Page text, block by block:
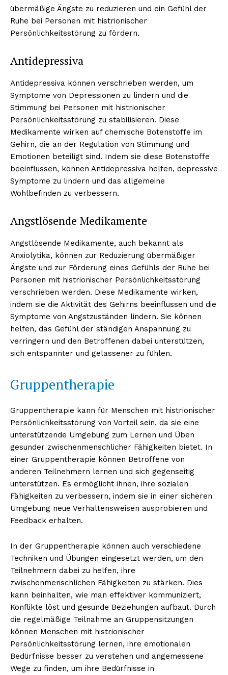
übermäßige Ängste zu reduzieren und ein Gefühl der
Ruhe bei Personen mit histrionischer
Persönlichkeitsstörung zu fördern.
Antidepressiva
Antidepressiva können verschrieben werden, um
Symptome von Depressionen zu lindern und die
Stimmung bei Personen mit histrionischer
Persönlichkeitsstörung zu stabilisieren. Diese
Medikamente wirken auf chemische Botenstoffe im
Gehirn, die an der Regulation von Stimmung und
Emotionen beteiligt sind. Indem sie diese Botenstoffe
beeinflussen, können Antidepressiva helfen, depressive
Symptome zu lindern und das allgemeine
Wohlbefinden zu verbessern.
Angstlösende Medikamente
Angstlösende Medikamente, auch bekannt als
Anxiolytika, können zur Reduzierung übermäßiger
Ängste und zur Förderung eines Gefühls der Ruhe bei
Personen mit histrionischer Persönlichkeitsstörung
verschrieben werden. Diese Medikamente wirken,
indem sie die Aktivität des Gehirns beeinflussen und die
Symptome von Angstzuständen lindern. Sie können
helfen, das Gefühl der ständigen Anspannung zu
verringern und den Betroffenen dabei unterstützen,
sich entspannter und gelassener zu fühlen.
Gruppentherapie
Gruppentherapie kann für Menschen mit histrionischer
Persönlichkeitsstörung von Vorteil sein, da sie eine
unterstützende Umgebung zum Lernen und Üben
gesunder zwischenmenschlicher Fähigkeiten bietet. In
einer Gruppentherapie können Betroffene von
anderen Teilnehmern lernen und sich gegenseitig
unterstützen. Es ermöglicht ihnen, ihre sozialen
Fähigkeiten zu verbessern, indem sie in einer sicheren
Umgebung neue Verhaltensweisen ausprobieren und
Feedback erhalten.
In der Gruppentherapie können auch verschiedene
Techniken und Übungen eingesetzt werden, um den
Teilnehmern dabei zu helfen, ihre
zwischenmenschlichen Fähigkeiten zu stärken. Dies
kann beinhalten, wie man effektiver kommuniziert,
Konflikte löst und gesunde Beziehungen aufbaut. Durch
die regelmäßige Teilnahme an Gruppensitzungen
können Menschen mit histrionischer
Persönlichkeitsstörung lernen, ihre emotionalen
Bedürfnisse besser zu verstehen und angemessene
Wege zu finden, um ihre Bedürfnisse in